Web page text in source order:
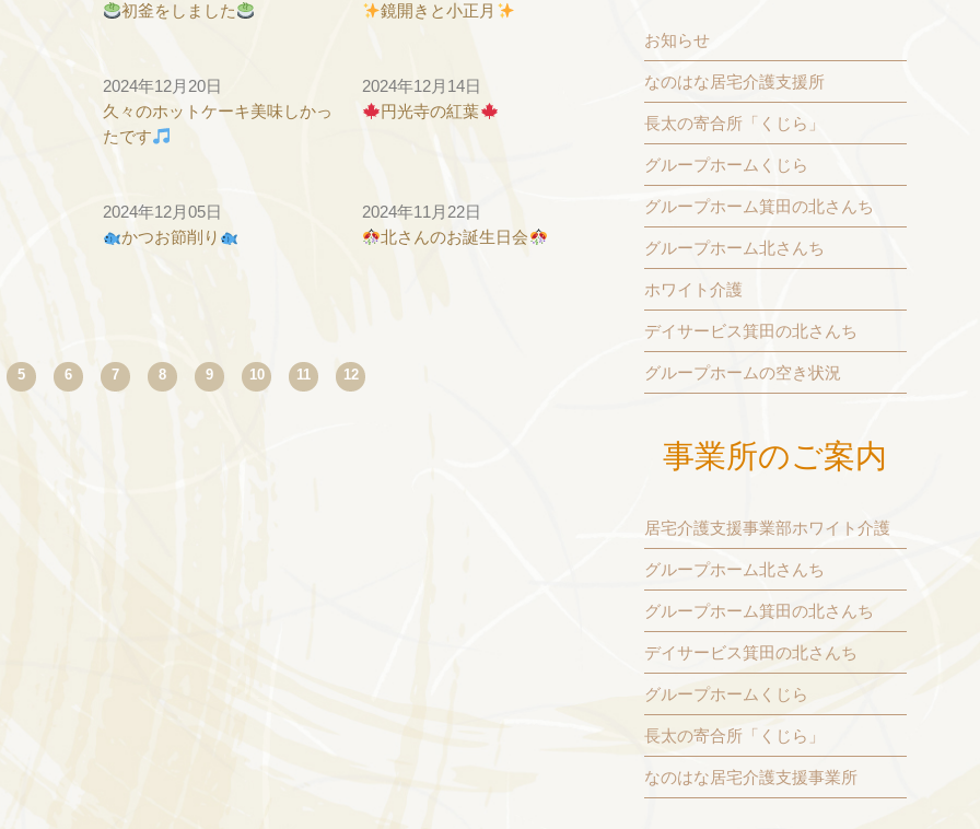
初釜をしました
鏡開きと小正月
2024年12月20日
久々のホットケーキ美味しかっ
たです
2024年12月14日
円光寺の紅葉
2024年12月05日
かつお節削り
2024年11月22日
北さんのお誕生日会
5 6 7 8 9 10 11 12
お知らせ
なのはな居宅介護支援所
長太の寄合所「くじら」
グループホームくじら
グループホーム箕田の北さんち
グループホーム北さんち
ホワイト介護
デイサービス箕田の北さんち
グループホームの空き状況
事業所のご案内
居宅介護支援事業部ホワイト介護
グループホーム北さんち
グループホーム箕田の北さんち
デイサービス箕田の北さんち
グループホームくじら
長太の寄合所「くじら」
なのはな居宅介護支援事業所